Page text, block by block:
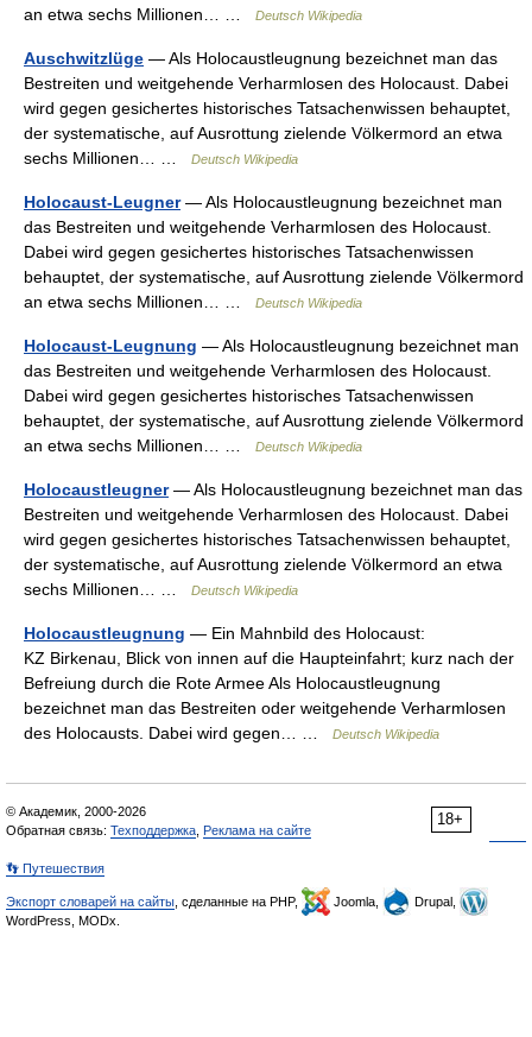
an etwa sechs Millionen… …
Deutsch Wikipedia
Auschwitzlüge — Als Holocaustleugnung bezeichnet man das
Bestreiten und weitgehende Verharmlosen des Holocaust. Dabei
wird gegen gesichertes historisches Tatsachenwissen behauptet,
der systematische, auf Ausrottung zielende Völkermord an etwa
sechs Millionen… …
Deutsch Wikipedia
Holocaust-Leugner— Als Holocaustleugnung bezeichnet man
das Bestreiten und weitgehende Verharmlosen des Holocaust.
Dabei wird gegen gesichertes historisches Tatsachenwissen
behauptet, der systematische, auf Ausrottung zielende Völkermord
an etwa sechs Millionen… …
Deutsch Wikipedia
Holocaust-Leugnung — Als Holocaustleugnung bezeichnet man
das Bestreiten und weitgehende Verharmlosen des Holocaust.
Dabei wird gegen gesichertes historisches Tatsachenwissen
behauptet, der systematische, auf Ausrottung zielende Völkermord
an etwa sechs Millionen… …
Deutsch Wikipedia
Holocaustleugner— Als Holocaustleugnung bezeichnet man das
Bestreiten und weitgehende Verharmlosen des Holocaust. Dabei
wird gegen gesichertes historisches Tatsachenwissen behauptet,
der systematische, auf Ausrottung zielende Völkermord an etwa
sechs Millionen… …
Deutsch Wikipedia
Holocaustleugnung — Ein Mahnbild des Holocaust:
KZ Birkenau, Blick von innen auf die Haupteinfahrt; kurz nach der
Befreiung durch die Rote Armee Als Holocaustleugnung
bezeichnet man das Bestreiten oder weitgehende Verharmlosen
des Holocausts. Dabei wird gegen… …
Deutsch Wikipedia
18+
© Академик, 2000-2026
Обратная связь: Техподдержка Реклама на сайте
👣 Путешествия
Экспорт словарей на сайты , сделанные на PHP, Joomla,
Drupal,
WordPress, MODx.